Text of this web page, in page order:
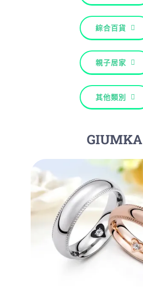
綜合百貨
親子居家
其他類別
GIUMKA